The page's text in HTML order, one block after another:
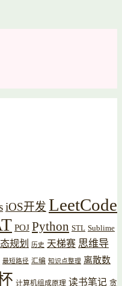
iOS开发 LeetCode
POJ Python STL Sublime
规划 历史 天梯赛 思维导
最短路径 汇编 知识点整理 离散数
计算机组成原理 读书笔记 贪